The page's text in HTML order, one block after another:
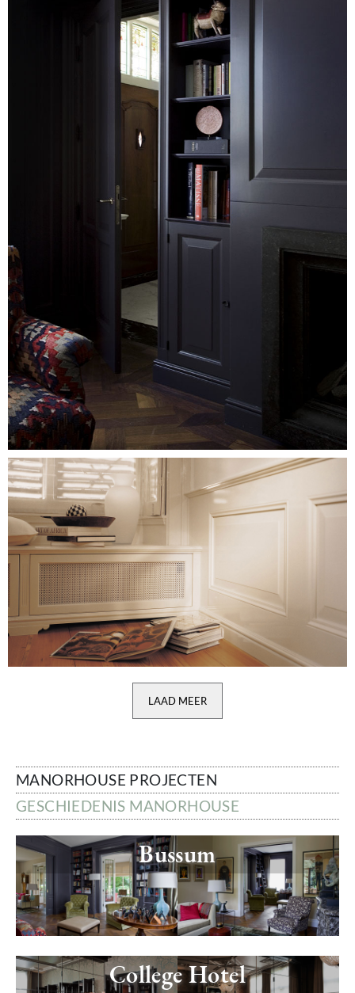
Image
LAAD MEER
MANORHOUSE PROJECTEN
GESCHIEDENIS MANORHOUSE
Image Bussum
Image College Hotel